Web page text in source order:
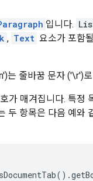
입니다.
, Text 요소가 포함
는 줄바꿈 문자 ('\r')
가 매겨집니다. 특정
두 항목은 다음 예와
().